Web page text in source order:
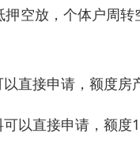
空放，个体户周
直接申请，额度房
以直接申请，额度